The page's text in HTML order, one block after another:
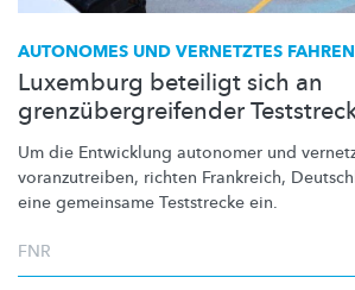
AUTONOMES UND VERNETZTES FAHREN
Luxemburg beteiligt sich an
grenzübergreifender
Um die Entwicklung autonomer und
voranzutreiben, richten Frankreich,
eine gemeinsame Teststrecke ein.
FNR